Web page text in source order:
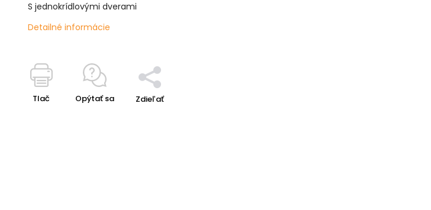
S jednokrídlovými dverami
Detailné informácie
Tlač Opýtať sa Zdieľať